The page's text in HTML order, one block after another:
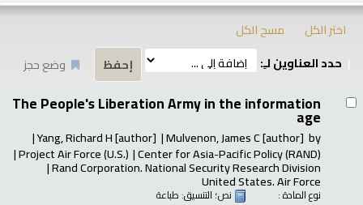
اختر الكل
مسح الكل
حدد العناوين لـِ:
وضع حجز
The People's Liberation Army in the information
age
by
Mulvenon, James C[author]
Yang, Richard H[author]
Center for Asia-Pacific Policy (RAND)
Project Air Force (U.S.)
Rand Corporation. National Security Research Division
United States. Air Force
نوع المادة : نص؛ التنسيق: طباعة